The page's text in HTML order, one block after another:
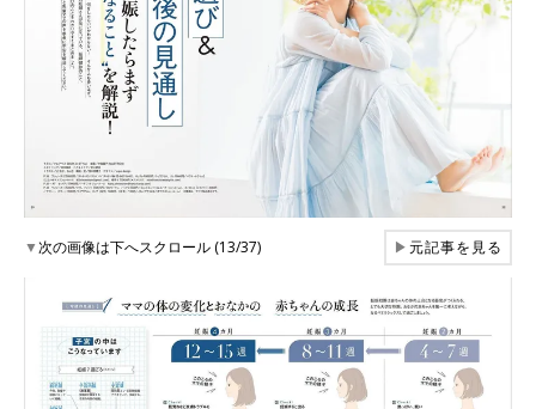
▼次の画像は下へスクロール (13/37) ▶元記事を見る